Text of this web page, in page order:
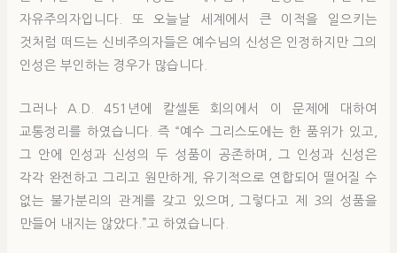
자유주의자입니다. 또 오늘날 세계에서 큰 이적을 일으키는
것처럼 떠드는 신비주의자들은 예수님의 신성은 인정하지만 그의
인성은 부인하는 경우가 많습니다.
그러나 A.D. 451년에 칼셀톤 회의에서 이 문제에 대하여
교통정리를 하였습니다. 즉 “예수 그리스도에는 한 품위가 있고,
그 안에 인성과 신성의 두 성품이 공존하며, 그 인성과 신성은
각각 완전하고 그리고 원만하게, 유기적으로 연합되어 떨어질 수
없는 불가분리의 관계를 갖고 있으며, 그렇다고 제 3의 성품을
만들어 내지는 않았다.”고 하였습니다.